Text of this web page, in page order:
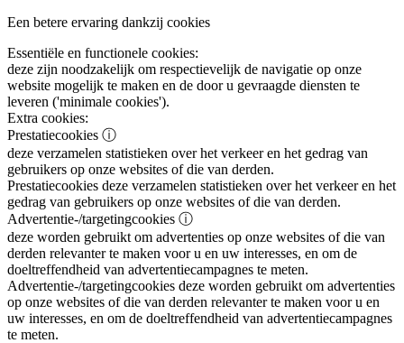
Een betere ervaring dankzij cookies
Essentiële en functionele cookies:
deze zijn noodzakelijk om respectievelijk de navigatie op onze
website mogelijk te maken en de door u gevraagde diensten te
leveren ('minimale cookies').
Extra cookies:
Prestatiecookies ⓘ
deze verzamelen statistieken over het verkeer en het gedrag van
gebruikers op onze websites of die van derden.
Prestatiecookies deze verzamelen statistieken over het verkeer en het
gedrag van gebruikers op onze websites of die van derden.
Advertentie-/targetingcookies ⓘ
deze worden gebruikt om advertenties op onze websites of die van
derden relevanter te maken voor u en uw interesses, en om de
doeltreffendheid van advertentiecampagnes te meten.
Advertentie-/targetingcookies deze worden gebruikt om advertenties
op onze websites of die van derden relevanter te maken voor u en
uw interesses, en om de doeltreffendheid van advertentiecampagnes
te meten.